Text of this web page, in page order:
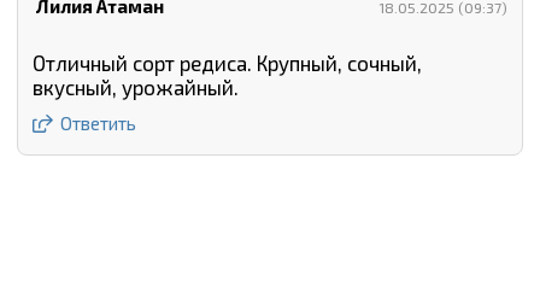
Лилия Атаман 18.05.2025 (09:37)
Отличный сорт редиса. Крупный, сочный,
вкусный, урожайный.
Ответить